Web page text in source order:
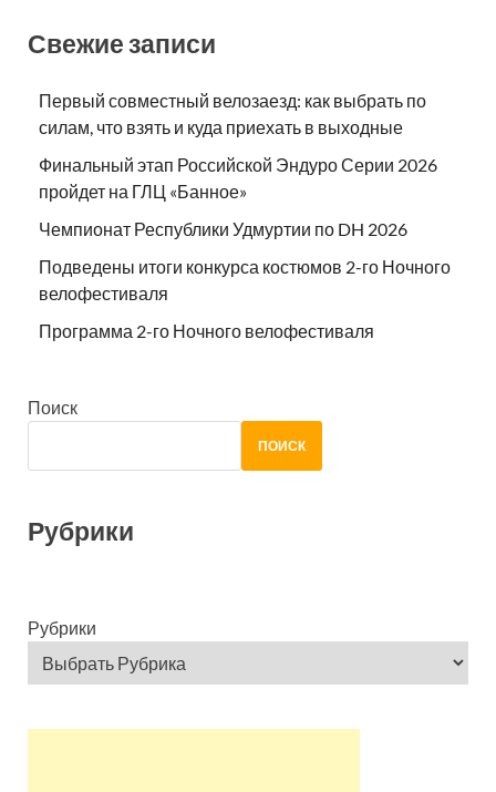
Свежие записи
Первый совместный велозаезд: как выбрать по
силам, что взять и куда приехать в выходные
Финальный этап Российской Эндуро Серии 2026
пройдет на ГЛЦ «Банное»
Чемпионат Республики Удмуртии по DH 2026
Подведены итоги конкурса костюмов 2-го Ночного
велофестиваля
Программа 2-го Ночного велофестиваля
Поиск
ПОИСК
Рубрики
Рубрики